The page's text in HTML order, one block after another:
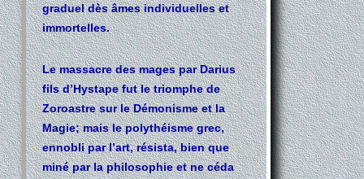
graduel dès âmes individuelles et
immortelles.
Le massacre des mages par Darius
fils d’Hystape fut le triomphe de
Zoroastre sur le Démonisme et la
Magie; mais le polythéisme grec,
ennobli par l’art, résista, bien que
miné par la philosophie et ne céda